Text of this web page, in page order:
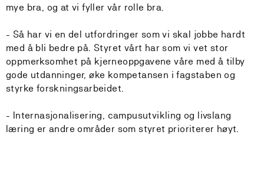
mye bra, og at vi fyller vår rolle bra.
- Så har vi en del utfordringer som vi skal jobbe hardt
med å bli bedre på. Styret vårt har som vi vet stor
oppmerksomhet på kjerneoppgavene våre med å tilby
gode utdanninger, øke kompetansen i fagstaben og
styrke forskningsarbeidet.
- Internasjonalisering, campusutvikling og livslang
læring er andre områder som styret prioriterer høyt.